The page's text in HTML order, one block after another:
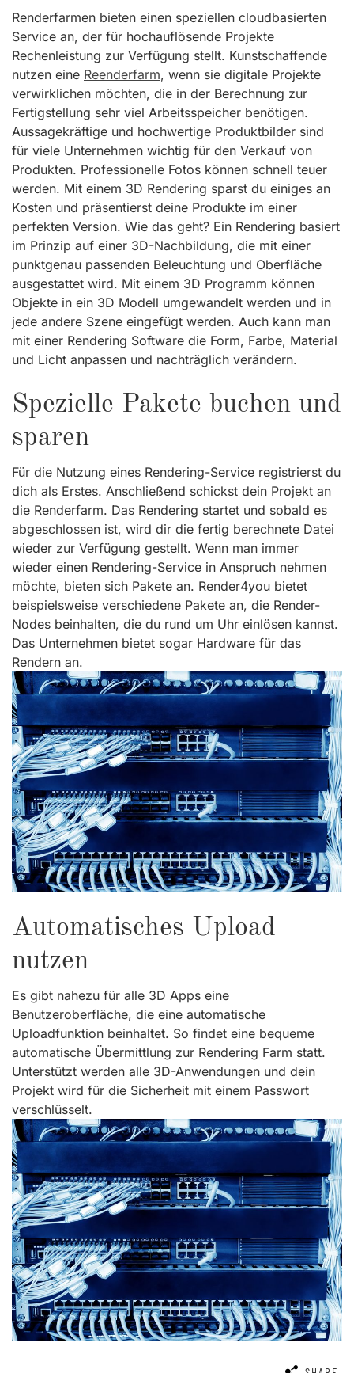
Renderfarmen bieten einen speziellen cloudbasierten
Service an, der für hochauflösende Projekte
Rechenleistung zur Verfügung stellt. Kunstschaffende
nutzen eine Reenderfarm, wenn sie digitale Projekte
verwirklichen möchten, die in der Berechnung zur
Fertigstellung sehr viel Arbeitsspeicher benötigen.
Aussagekräftige und hochwertige Produktbilder sind
für viele Unternehmen wichtig für den Verkauf von
Produkten. Professionelle Fotos können schnell teuer
werden. Mit einem 3D Rendering sparst du einiges an
Kosten und präsentierst deine Produkte im einer
perfekten Version. Wie das geht? Ein Rendering basiert
im Prinzip auf einer 3D-Nachbildung, die mit einer
punktgenau passenden Beleuchtung und Oberfläche
ausgestattet wird. Mit einem 3D Programm können
Objekte in ein 3D Modell umgewandelt werden und in
jede andere Szene eingefügt werden. Auch kann man
mit einer Rendering Software die Form, Farbe, Material
und Licht anpassen und nachträglich verändern.
Spezielle Pakete buchen und
sparen
Für die Nutzung eines Rendering-Service registrierst du
dich als Erstes. Anschließend schickst dein Projekt an
die Renderfarm. Das Rendering startet und sobald es
abgeschlossen ist, wird dir die fertig berechnete Datei
wieder zur Verfügung gestellt. Wenn man immer
wieder einen Rendering-Service in Anspruch nehmen
möchte, bieten sich Pakete an. Render4you bietet
beispielsweise verschiedene Pakete an, die Render-
Nodes beinhalten, die du rund um Uhr einlösen kannst.
Das Unternehmen bietet sogar Hardware für das
Rendern an.
Automatisches Upload
nutzen
Es gibt nahezu für alle 3D Apps eine
Benutzeroberfläche, die eine automatische
Uploadfunktion beinhaltet. So findet eine bequeme
automatische Übermittlung zur Rendering Farm statt.
Unterstützt werden alle 3D-Anwendungen und dein
Projekt wird für die Sicherheit mit einem Passwort
verschlüsselt.